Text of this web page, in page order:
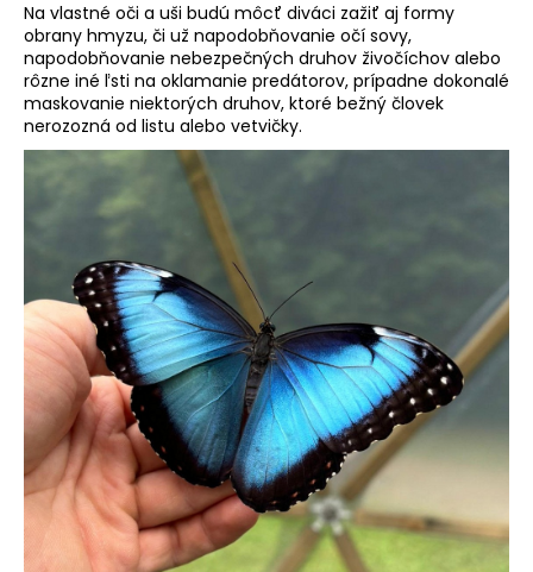
Na vlastné oči a uši budú môcť diváci zažiť aj formy
obrany hmyzu, či už napodobňovanie očí sovy,
napodobňovanie nebezpečných druhov živočíchov alebo
rôzne iné ľsti na oklamanie predátorov, prípadne dokonalé
maskovanie niektorých druhov, ktoré bežný človek
nerozozná od listu alebo vetvičky.